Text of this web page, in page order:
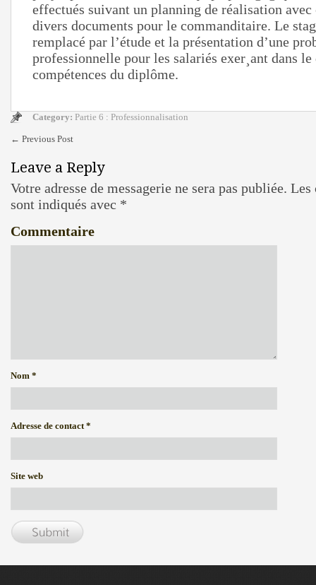
effectués suivant un planning de réalisation avec
divers documents pour le commanditaire. Le
remplacé par l’étude et la présentation d’une
professionnelle pour les salariés exer¸ant dans le
compétences du diplôme.
Category: Partie 6 : Professionnalisation
← Previous Post
Leave a Reply
Votre adresse de messagerie ne sera pas publiée. Les
sont indiqués avec *
Commentaire
Nom *
Adresse de contact*
Site web